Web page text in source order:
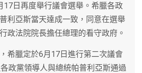
17日再度舉行議會選舉。希臘各政
利亞斯當天達成一致，同意在選舉
政法院院長擔任總理的看守政府。
希臘定於6月17日進行第二次議會
政黨領導人與總統帕普利亞斯通過